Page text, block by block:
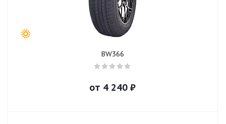
BW366
от 4 240 ₽